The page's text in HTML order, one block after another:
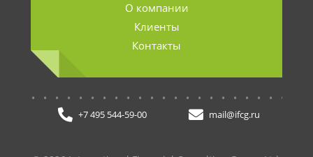
О компании
Клиенты
Контакты
+7 495 544-59-00 mail@ifcg.ru